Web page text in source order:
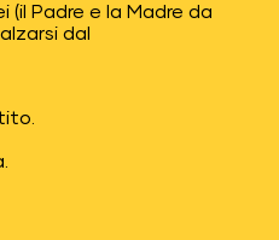
(il Padre e la Madre da
dal